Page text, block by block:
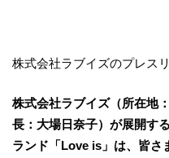
株式会社ラブイズのプレス
株式会社ラブイズ（所在地
長：大場日奈子）が展開す
ランド「Love is」は、皆さ